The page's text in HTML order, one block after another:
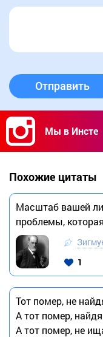
Отправить
Мы в Инсте
Похожие цитаты
Масштаб вашей
проблемы,
1
Тот помер, не
А тот помер,
А тот помер, не